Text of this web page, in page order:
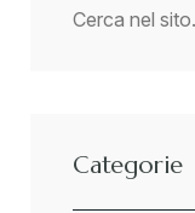
Categorie